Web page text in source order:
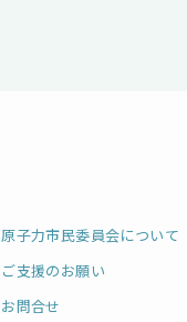
原子力市民委員会について
ご支援のお願い
お問合せ